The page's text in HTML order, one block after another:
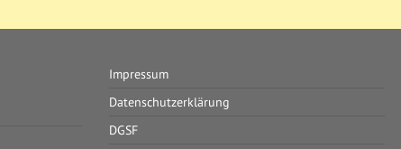
Impressum
Datenschutzerklärung
DGSF